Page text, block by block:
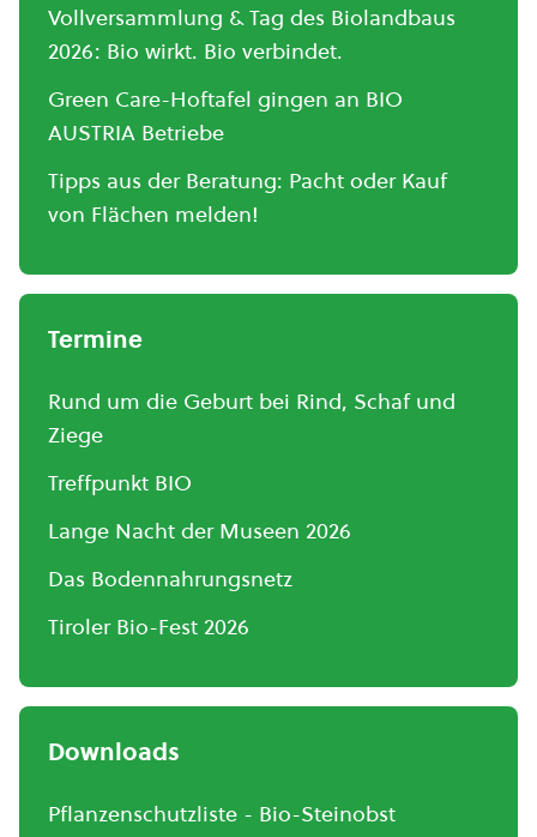
Vollversammlung & Tag des Biolandbaus
2026: Bio wirkt. Bio verbindet.
Green Care-Hoftafel gingen an BIO
AUSTRIA Betriebe
Tipps aus der Beratung: Pacht oder Kauf
von Flächen melden!
Termine
Rund um die Geburt bei Rind, Schaf und
Ziege
Treffpunkt BIO
Lange Nacht der Museen 2026
Das Bodennahrungsnetz
Tiroler Bio-Fest 2026
Downloads
Pflanzenschutzliste - Bio-Steinobst